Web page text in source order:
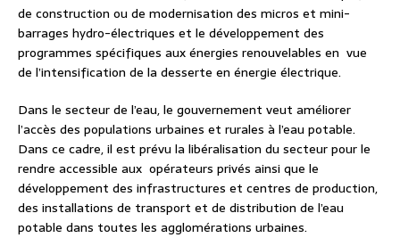
de construction ou de modernisation des micros et mini-
barrages hydro-électriques et le développement des
programmes spécifiques aux énergies renouvelables en vue
de l’intensification de la desserte en énergie électrique.
Dans le secteur de l’eau, le gouvernement veut améliorer
l’accès des populations urbaines et rurales à l’eau potable.
Dans ce cadre, il est prévu la libéralisation du secteur pour le
rendre accessible aux opérateurs privés ainsi que le
développement des infrastructures et centres de production,
des installations de transport et de distribution de l’eau
potable dans toutes les agglomérations urbaines.